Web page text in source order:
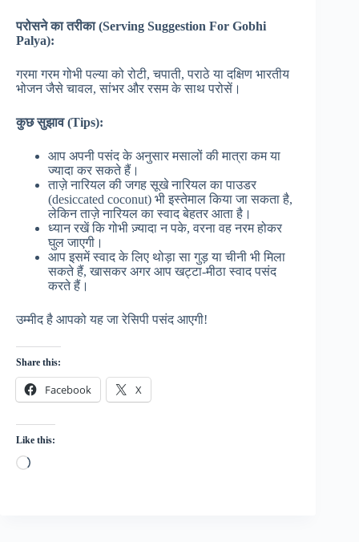
परोसने का तरीका (Serving Suggestion For Gobhi
Palya):
गरमा गरम गोभी पल्या को रोटी, चपाती, पराठे या दक्षिण भारतीय
भोजन जैसे चावल, सांभर और रसम के साथ परोसें।
कुछ सुझाव (Tips):
आप अपनी पसंद के अनुसार मसालों की मात्रा कम या
ज्यादा कर सकते हैं।
ताज़े नारियल की जगह सूखे नारियल का पाउडर
(desiccated coconut) भी इस्तेमाल किया जा सकता है,
लेकिन ताज़े नारियल का स्वाद बेहतर आता है।
ध्यान रखें कि गोभी ज़्यादा न पके, वरना वह नरम होकर
घुल जाएगी।
आप इसमें स्वाद के लिए थोड़ा सा गुड़ या चीनी भी मिला
सकते हैं, खासकर अगर आप खट्टा-मीठा स्वाद पसंद
करते हैं।
उम्मीद है आपको यह जा रेसिपी पसंद आएगी!
Share this:
Facebook X
Like this:
Loading…